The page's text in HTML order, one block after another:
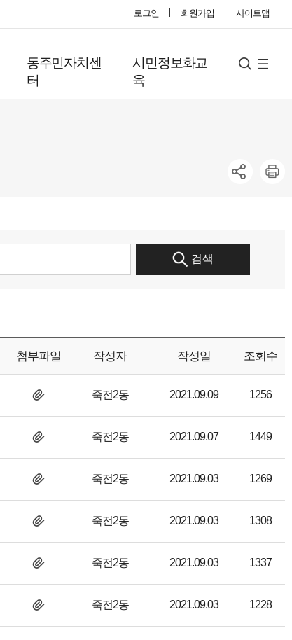
로그인 회원가입 사이트맵
동주민자치센
터
시민정보화교
육
검
사
트
검색
첨부파일 작성자 작성일 조회수
죽전2동 2021.09.09 1256
죽전2동 2021.09.07 1449
죽전2동 2021.09.03 1269
죽전2동 2021.09.03 1308
죽전2동 2021.09.03 1337
죽전2동 2021.09.03 1228